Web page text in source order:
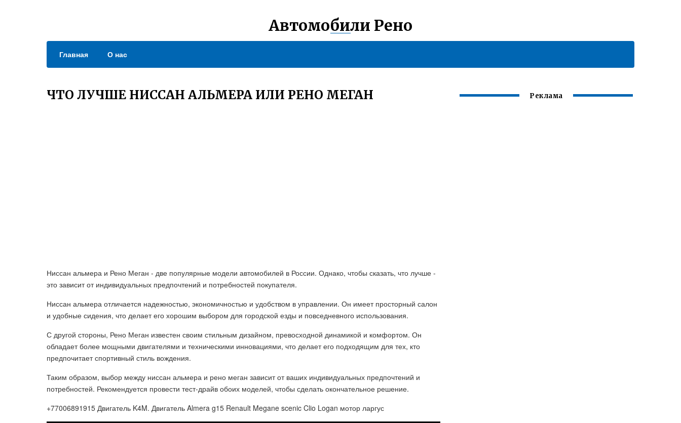
Автомобили Рено
Главная О нас
ЧТО ЛУЧШЕ НИССАН АЛЬМЕРА ИЛИ РЕНО МЕГАН
Ниссан альмера и Рено Меган - две популярные модели автомобилей в России. Однако, чтобы сказать, что лучше -
это зависит от индивидуальных предпочтений и потребностей покупателя.
Ниссан альмера отличается надежностью, экономичностью и удобством в управлении. Он имеет просторный салон
и удобные сидения, что делает его хорошим выбором для городской езды и повседневного использования.
С другой стороны, Рено Меган известен своим стильным дизайном, превосходной динамикой и комфортом. Он
обладает более мощными двигателями и техническими инновациями, что делает его подходящим для тех, кто
предпочитает спортивный стиль вождения.
Таким образом, выбор между ниссан альмера и рено меган зависит от ваших индивидуальных предпочтений и
потребностей. Рекомендуется провести тест-драйв обоих моделей, чтобы сделать окончательное решение.
+77006891915 Двигатель K4M. Двигатель Almera g15 Renault Megane scenic Clio Logan мотор ларгус
Реклама